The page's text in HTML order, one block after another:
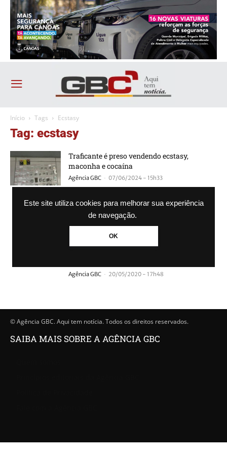
Este site utiliza cookies para melhorar sua experiência
de navegação.
OK
Início Tags Ecstasy
Tag: ecstasy
Traficante é preso vendendo ecstasy,
maconha e cocaína
Agência GBC - 07/06/2024 - 15h33
Laboratório clandestino de drogas sintéticas
é fechado em Gravataí
Agência GBC - 13/11/2020 - 15h17
Agência GBC - 20/05/2020 - 17h48
© Agência GBC. Aqui tem notícia. Todos os direitos reservados.
SAIBA MAIS SOBRE A AGÊNCIA GBC